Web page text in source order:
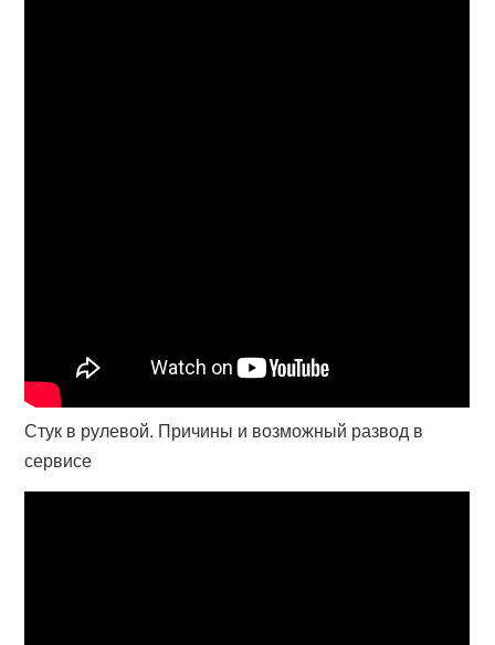
Стук в рулевой. Причины и возможный развод в
сервисе